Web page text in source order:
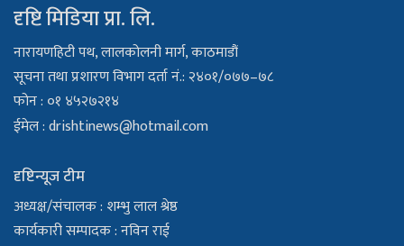
दृष्टि मिडिया प्रा. लि.
नारायणहिटी पथ, लालकोलनी मार्ग, काठमाडौं
सूचना तथा प्रशारण विभाग दर्ता नं.: २४०१/०७७–७८
फोन : ०१ ४५२७२१४
ईमेल :drishtinews@hotmail.com
दृष्टिन्यूज टीम
अध्यक्ष/संचालक : शम्भु लाल श्रेष्ठ
कार्यकारी सम्पादक : नविन राई